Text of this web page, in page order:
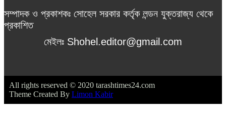
সম্পাদক ও প্রকাশকঃ সোহেল সরকার কর্তৃক লন্ডন যুক্তরাজ্য থেকে
প্রকাশিত
মেইলঃ Shohel.editor@gmail.com
All rights reserved © 2020 tarashtimes24.com
Theme Created By Limon Kabir